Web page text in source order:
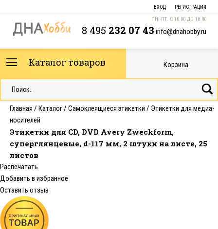
ВХОД РЕГИСТРАЦИЯ
ПН.-ПТ. С 10:00 ДО 18:00
8 495 232 07 43 info@dnahobby.ru
Каталог товаров Корзина
Главная / Каталог/ Самоклеящиеся этикетки / Этикетки для медиа-
носителей
Этикетки для CD, DVD Avery Zweckform,
суперглянцевые, d-117 мм, 2 штуки на листе, 25
листов
Распечатать
Добавить в избранное
Оставить отзыв